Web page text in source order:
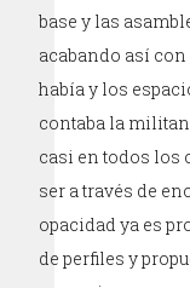
base y las
acabando así
había y los
contaba la
casi en todos los
ser a través de
opacidad ya es
de perfiles y